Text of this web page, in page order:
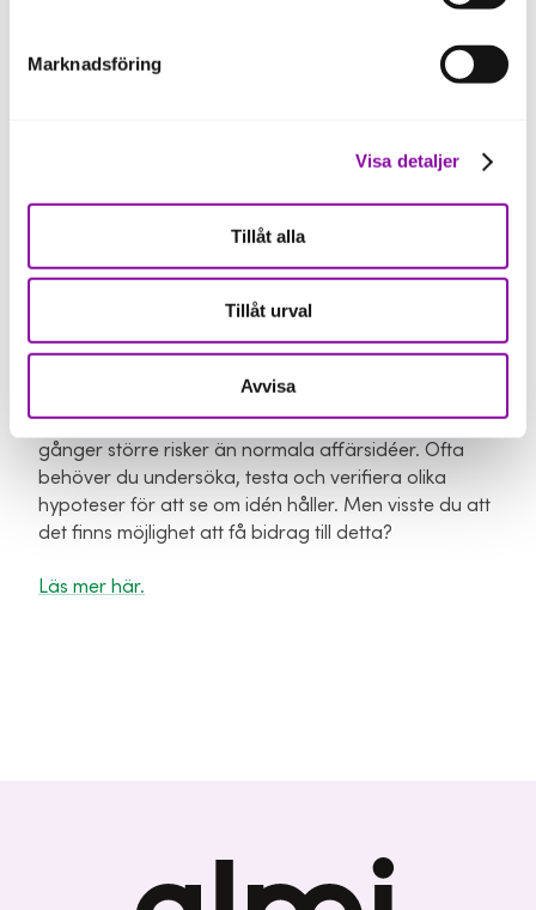
Marknadsföring
Visa detaljer
Tillåt alla
Tillåt urval
Avvisa
Riskkapital- När du vill ta in nytt
ägarkapital
startups i tidiga faser. När du vill resa riskkapital för
riskkapital är den typ av kapital som passar just ditt
Verifieringsmedel - Till nya idéer som
Har du en ny, innovativ idé innebär det många
gånger större risker än normala affärsidéer. Ofta
behöver du undersöka, testa och verifiera olika
hypoteser för att se om idén håller. Men visste du att
det finns möjlighet att få bidrag till detta?
Läs mer här.